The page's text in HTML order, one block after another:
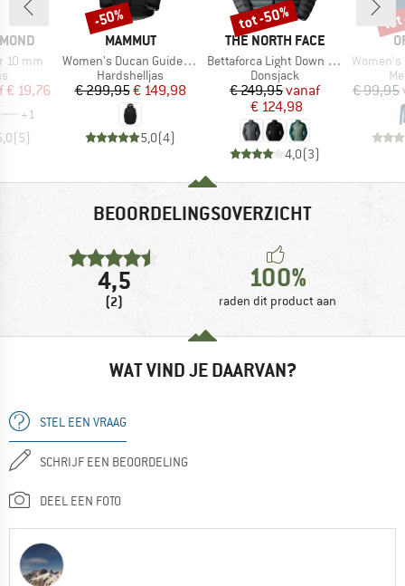
10 mm
prijs
€ 19,76
+1
(5)
MERK
MAMMUT
Artikel
Women's Ducan Guide Hardshell Hooded Jacket
Productgroep
Hardshelljas
Prijs
€ 299,95Verlaagde prijs
€ 149,98
5,0(4)
Korting
-50%
MERK
THE NORTH FACE
Artikel
Bettaforca Light Down Jacket
Productgroep
Donsjack
Prijs
€ 249,95Verlaagde prijs
vanaf
€ 124,98
4,0(3)
Korting
tot -50%
Artikel
Women's
€ 99,95
BEOORDELINGSOVERZICHT
4,5
(2)
100%
raden dit product aan
WAT VIND JE DAARVAN?
STEL EEN VRAAG
SCHRIJF EEN BEOORDELING
DEEL EEN FOTO